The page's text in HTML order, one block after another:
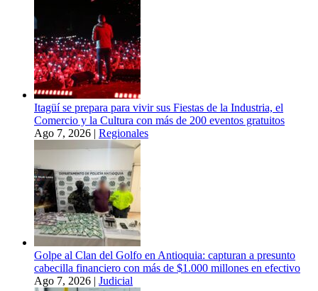
Itagüí se prepara para vivir sus Fiestas de la Industria, el
Comercio y la Cultura con más de 200 eventos gratuitos
Ago 7, 2026 | Regionales
Golpe al Clan del Golfo en Antioquia: capturan a presunto
cabecilla financiero con más de $1.000 millones en efectivo
Ago 7, 2026 | Judicial